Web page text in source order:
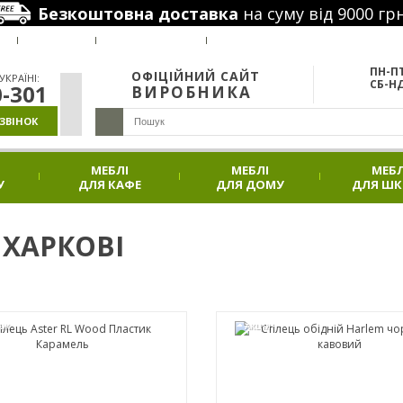
Безкоштовна доставка на суму від 9000
301
ОФІЦІЙНИЙ САЙТ
ВИРОБНИКА
ПН-
СБ-
МЕБЛІ
ДЛЯ КАФЕ
МЕБЛІ
ДЛЯ ДОМУ
ДЛЯ
АКЦІЯ